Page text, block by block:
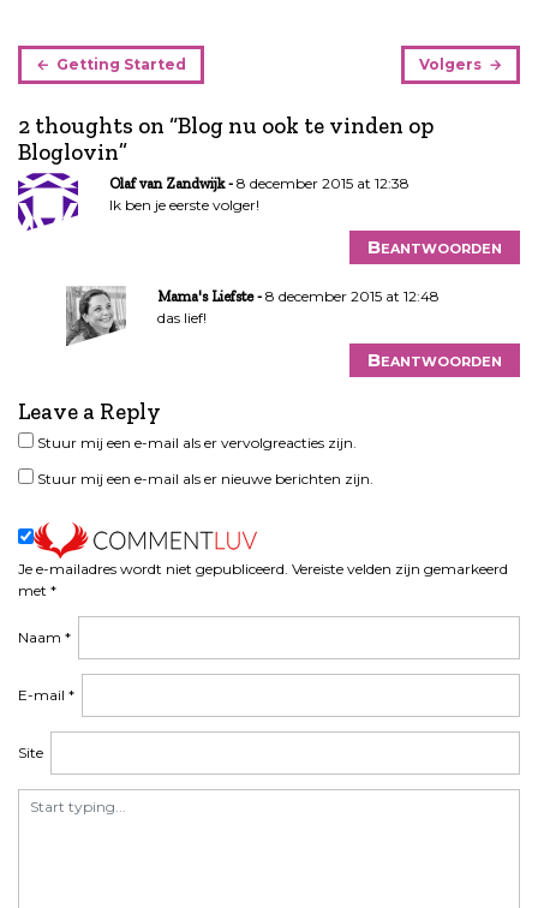
B
e
i
c
h
t
t
i
e
Getting Started Volgers
2 thoughts on “Blog nu ook te vinden op
Bloglovin”
Olaf van Zandwijk
8 december 2015 at 12:38
Ik ben je eerste volger!
Beantwoorden
Mama's Liefste
8 december 2015 at 12:48
das lief!
Beantwoorden
Leave a Reply
Je e-mailadres wordt niet gepubliceerd. Vereiste velden zijn gemarkeerd
met *
Naam *
E-mail *
Site
Stuur mij een e-mail als er vervolgreacties zijn.
Stuur mij een e-mail als er nieuwe berichten zijn.